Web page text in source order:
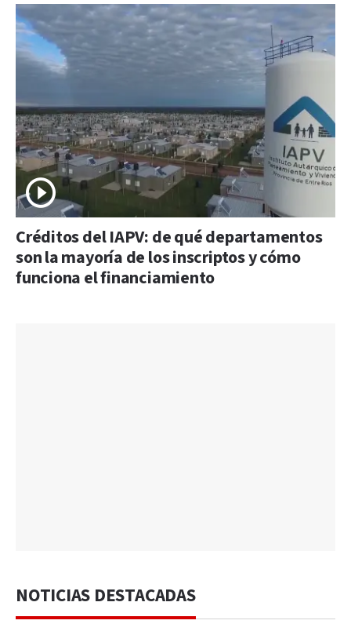
Créditos del IAPV: de qué departamentos
son la mayoría de los inscriptos y cómo
funciona el financiamiento
NOTICIAS DESTACADAS